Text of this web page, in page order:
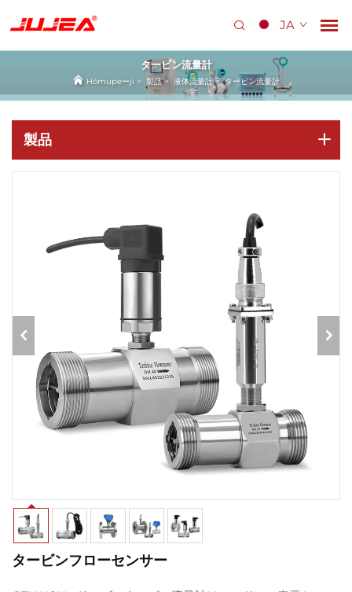
JA
タービン流量計
Hōmupeーji > 製品> 液体流量計>タービン流量計
製品
タービンフローセンサー